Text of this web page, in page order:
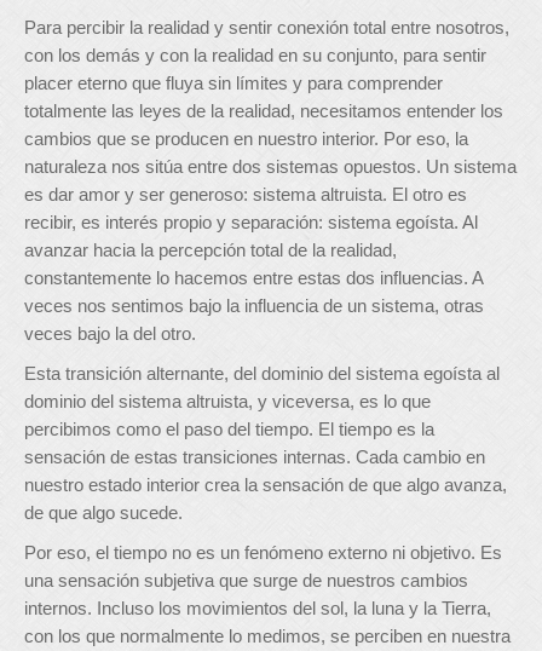
Para percibir la realidad y sentir conexión total entre nosotros,
con los demás y con la realidad en su conjunto, para sentir
placer eterno que fluya sin límites y para comprender
totalmente las leyes de la realidad, necesitamos entender los
cambios que se producen en nuestro interior. Por eso, la
naturaleza nos sitúa entre dos sistemas opuestos. Un sistema
es dar amor y ser generoso: sistema altruista. El otro es
recibir, es interés propio y separación: sistema egoísta. Al
avanzar hacia la percepción total de la realidad,
constantemente lo hacemos entre estas dos influencias. A
veces nos sentimos bajo la influencia de un sistema, ​​otras
veces bajo la del otro.
Esta transición alternante, del dominio del sistema egoísta al
dominio del sistema altruista, y viceversa, es lo que
percibimos como el paso del tiempo. El tiempo es la
sensación de estas transiciones internas. Cada cambio en
nuestro estado interior crea la sensación de que algo avanza,
de que algo sucede.
Por eso, el tiempo no es un fenómeno externo ni objetivo. Es
una sensación subjetiva que surge de nuestros cambios
internos. Incluso los movimientos del sol, la luna y la Tierra,
con los que normalmente lo medimos, se perciben en nuestra